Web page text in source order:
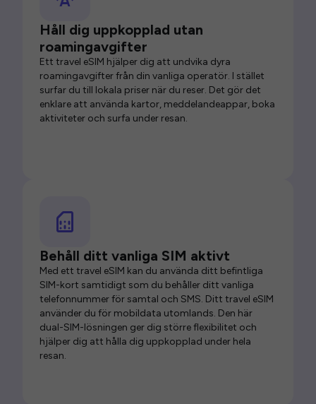
Håll dig uppkopplad utan
roamingavgifter
Ett travel eSIM hjälper dig att undvika dyra
roamingavgifter från din vanliga operatör. I stället
surfar du till lokala priser när du reser. Det gör det
enklare att använda kartor, meddelandeappar, boka
aktiviteter och surfa under resan.
Behåll ditt vanliga SIM aktivt
Med ett travel eSIM kan du använda ditt befintliga
SIM-kort samtidigt som du behåller ditt vanliga
telefonnummer för samtal och SMS. Ditt travel eSIM
använder du för mobildata utomlands. Den här
dual-SIM-lösningen ger dig större flexibilitet och
hjälper dig att hålla dig uppkopplad under hela
resan.